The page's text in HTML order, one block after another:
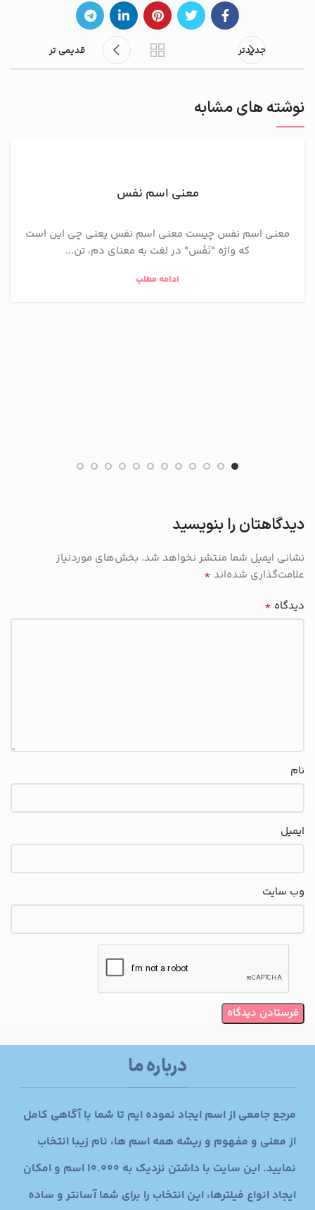
جدیدتر قدیمی تر
نوشته های مشابه
معنی اسم نفس
معنی اسم نفس چیست معنی اسم نفس یعنی چی این است
که واژه "نَفَس" در لغت به معنای دم، تن...
ادامه مطلب
دیدگاهتان را بنویسید
نشانی ایمیل شما منتشر نخواهد شد. بخش‌های موردنیاز
علامت‌گذاری شده‌اند *
دیدگاه *
نام
ایمیل
وب‌ سایت
درباره ما
مرجع جامعی از اسم ایجاد نموده ایم تا شما با آگاهی کامل
از معنی و مفهوم و ریشه همه اسم ها، نام زیبا انتخاب
نمایید. این سایت با داشتن نزدیک به 10.000 اسم و امکان
ایجاد انواع فیلترها، این انتخاب را برای شما آسانتر و ساده